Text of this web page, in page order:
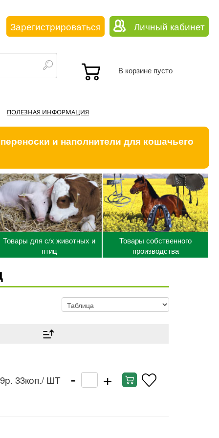
Зарегистрироваться Личный кабинет
В корзине пусто
ПОЛЕЗНАЯ ИНФОРМАЦИЯ
и наполнители для кошачьего
Товары для с/х животных и
птиц
Товары собственного
производства
33коп./ ШТ - +